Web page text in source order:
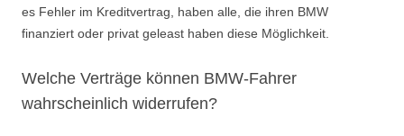
es Fehler im Kreditvertrag, haben alle, die ihren BMW
finanziert oder privat geleast haben diese Möglichkeit.
Welche Verträge können BMW-Fahrer
wahrscheinlich widerrufen?